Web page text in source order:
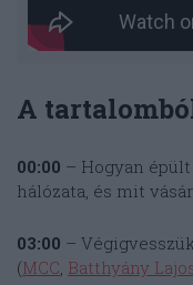
A
00:00 – Hogyan
hálózata, és mit
03:00 –
(MCC Batthyány